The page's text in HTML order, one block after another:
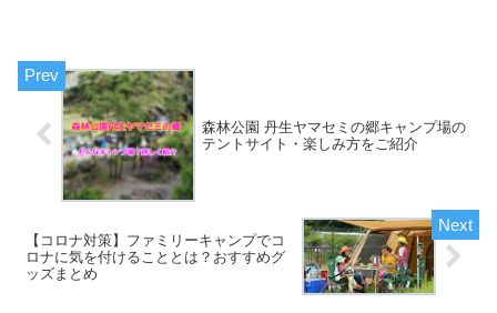
森林公園 丹生ヤマセミの郷キャンプ場の
テントサイト・楽しみ方をご紹介
【コロナ対策】ファミリーキャンプでコ
ロナに気を付けることとは？おすすめグ
ッズまとめ